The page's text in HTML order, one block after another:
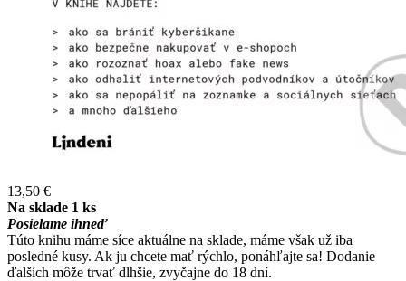
13,50 €
Na sklade 1 ks
Posielame ihneď
Túto knihu máme síce aktuálne na sklade, máme však už iba
posledné kusy. Ak ju chcete mať rýchlo, ponáhľajte sa! Dodanie
ďalších môže trvať dlhšie, zvyčajne do 18 dní.